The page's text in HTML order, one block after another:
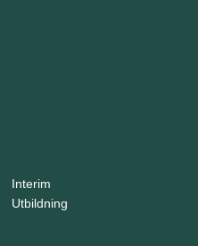
Interim
Utbildning